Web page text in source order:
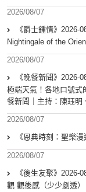
2026/08/07
《爵士鍾情》2026-
Nightingale of the
2026/08/07
《晚餐新聞》2026-
極端天氣！各地口號式
餐新聞｜主持：陳珏明
2026/08/07
《恩典時刻：聖樂
2026/08/07
《後生友聚》2026-
觀 觀後感（少少劇透